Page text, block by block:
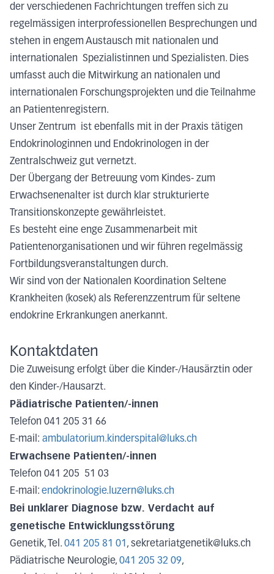
der verschiedenen Fachrichtungen treffen sich zu
regelmässigen interprofessionellen Besprechungen und
stehen in engem Austausch mit nationalen und
internationalen Spezialistinnen und Spezialisten. Dies
umfasst auch die Mitwirkung an nationalen und
internationalen Forschungsprojekten und die Teilnahme
an Patientenregistern.
Unser Zentrum ist ebenfalls mit in der Praxis tätigen
Endokrinologinnen und Endokrinologen in der
Zentralschweiz gut vernetzt.
Der Übergang der Betreuung vom Kindes- zum
Erwachsenenalter ist durch klar strukturierte
Transitionskonzepte gewährleistet.
Es besteht eine enge Zusammenarbeit mit
Patientenorganisationen und wir führen regelmässig
Fortbildungsveranstaltungen durch.
Wir sind von der Nationalen Koordination Seltene
Krankheiten (kosek) als Referenzzentrum für seltene
endokrine Erkrankungen anerkannt.
Kontaktdaten
Die Zuweisung erfolgt über die Kinder-/Hausärztin oder
den Kinder-/Hausarzt.
Pädiatrische Patienten/-innen
Telefon 041 205 31 66
E-mail: ambulatorium.kinderspital@luks.ch
Erwachsene Patienten/-innen
Telefon 041 205 51 03
E-mail: endokrinologie.luzern@luks.ch
Bei unklarer Diagnose bzw. Verdacht auf
genetische Entwicklungsstörung
Genetik, Tel. 041 205 81 01, sekretariatgenetik@luks.ch
Pädiatrische Neurologie, 041 205 32 09,